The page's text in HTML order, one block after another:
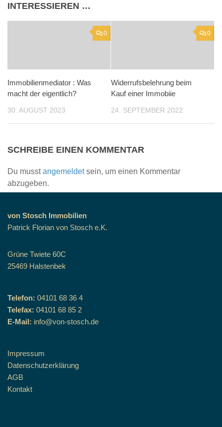
INTERESSIEREN …
0
Immobilienmediator : Was
macht der eigentlich?
30. AUGUST 2023
0
Widerrufsbelehrung beim
Kauf einer Immobiie
24. SEPTEMBER 2022
SCHREIBE EINEN KOMMENTAR
Du musstangemeldetsein, um einen Kommentar
abzugeben.
von Stosch Immobilien
Patrick Florian von Stosch e.K.
Grüne Twiete 60C
25469 Halstenbek
Telefon: 04101 68 36 4
Telefax: 04101 68 85 2
E-Mail: info@von-stosch.de
Impressum
Datenschutzerklärung
AGB
Kontakt